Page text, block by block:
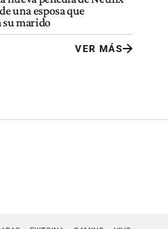
una esposa que
su marido
VER MÁS